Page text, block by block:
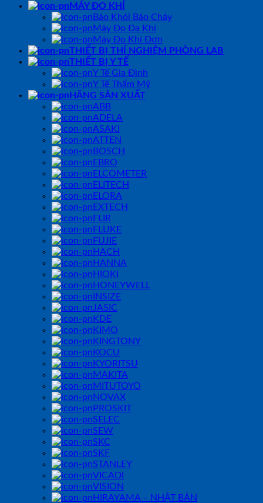
MÁY ĐO KHÍ
Báo Khói Báo Cháy
Máy Đo Đa Khí
Máy Đo Khí Đơn
THIẾT BỊ THÍ NGHIỆM PHÒNG LAB
THIẾT BỊ Y TẾ
Y Tế Gia Đình
Y Tế Thẩm Mỹ
HÃNG SẢN XUẤT
ABB
ADELA
ASAKI
ATTEN
BOSCH
EBRO
ELCOMETER
ELITECH
ELORA
EXTECH
FLIR
FLUKE
FUJIE
HACH
HANNA
HIOKI
HONEYWELL
INSIZE
JASIC
KDE
KIMO
KINGTONY
KOCU
KYORITSU
MAKITA
MITUTOYO
NOVAX
PROSKIT
SELEC
SEW
SKC
SKF
STANLEY
VICADI
VISION
HIRAYAMA – NHẬT BẢN